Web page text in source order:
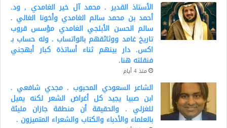
الأستاذ القدير . محمد آل خير الغامدي , ود.
أحمد بن محمد سالم الغامدي وأخونا الغالي .
سالم الحسن الأبلجي الغامدي مؤسس قروب
تاريخ غامد ووثائقهم بالواتساب . وله حساب بـ
اكس. دار بينهم ثناء أساتذة كبار أبهجني
فنقلته هنا.
منذ 4 أيام
الشاعر السعودي المحبوب . مجدي شافعي .
ابن صبيا يجيد كل أغراض الشعر لكنه يميل
للغزلي . والحقيقة أن منطقة جازان مليئة
بالعلماء والأدباء والكتاب والشعراء المتميزون .